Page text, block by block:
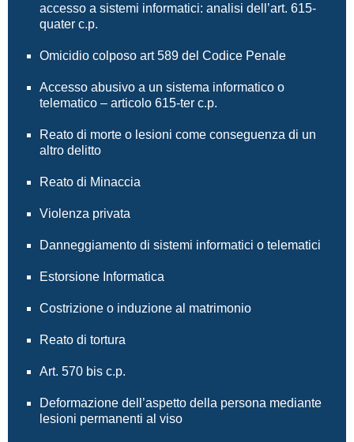
accesso a sistemi informatici: analisi dell’art. 615-
quater c.p.
Omicidio colposo art 589 del Codice Penale
Accesso abusivo a un sistema informatico o
telematico – articolo 615-ter c.p.
Reato di morte o lesioni come conseguenza di un
altro delitto
Reato di Minaccia
Violenza privata
Danneggiamento di sistemi informatici o telematici
Estorsione Informatica
Costrizione o induzione al matrimonio
Reato di tortura
Art. 570 bis c.p.
Deformazione dell’aspetto della persona mediante
lesioni permanenti al viso